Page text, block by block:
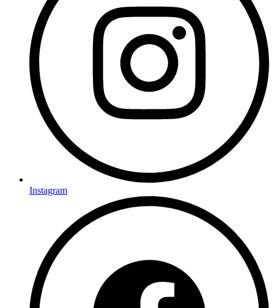
Instagram